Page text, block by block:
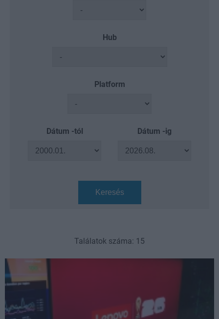
Hub
Platform
Dátum -tól Dátum -ig
Keresés
Találatok száma: 15